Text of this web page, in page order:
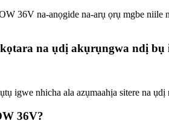
36V na-anọgide na-arụ ọrụ mgbe
na ụdị akụrụngwa ndị bụ
igwe nhicha ala azụmaahịa sitere na
36V?